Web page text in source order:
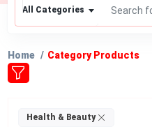
All Categories
Home Category Products
Health & Beauty